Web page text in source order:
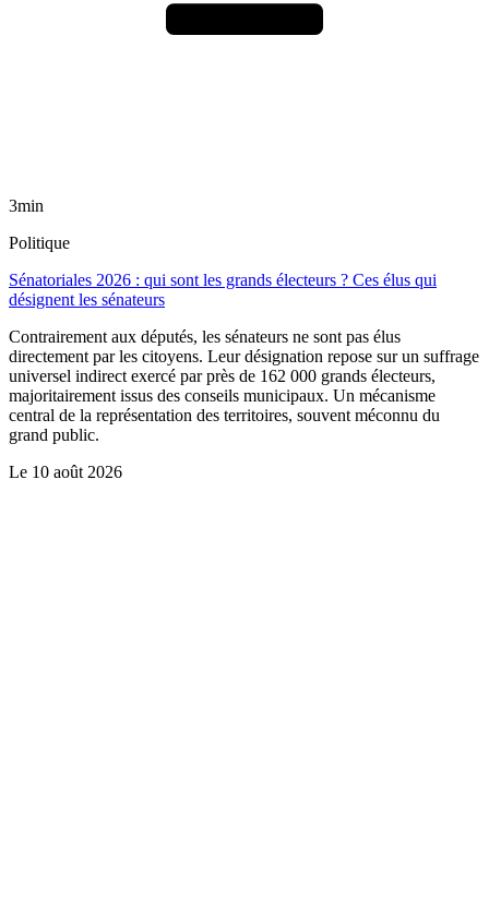
3min
Politique
Sénatoriales 2026 : qui sont les grands électeurs ? Ces élus qui
désignent les sénateurs
Contrairement aux députés, les sénateurs ne sont pas élus
directement par les citoyens. Leur désignation repose sur un suffrage
universel indirect exercé par près de 162 000 grands électeurs,
majoritairement issus des conseils municipaux. Un mécanisme
central de la représentation des territoires, souvent méconnu du
grand public.
Le 10 août 2026